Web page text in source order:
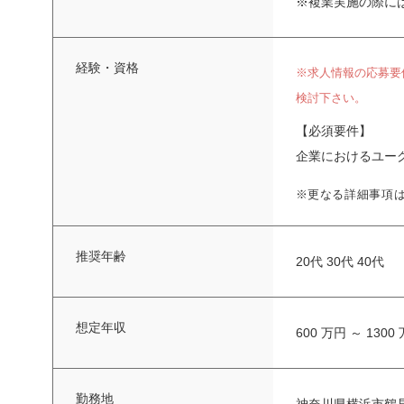
経験・資格
※求人情報の応募要
検討下さい。
【必須要件】
企業におけるユー
※更なる詳細事項
推奨年齢 20代 30代 40代
想定年収 600 万円 ～ 1300
勤務地